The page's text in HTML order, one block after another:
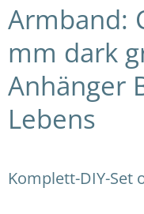
Armband:
mm dark
Anhänger
Lebens
Komplett-DIY-Set